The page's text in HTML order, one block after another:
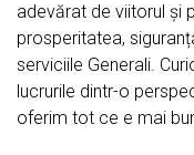
adevărat de viitorul și
prosperitatea,
serviciile Generali.
lucrurile dintr-o
oferim tot ce e mai